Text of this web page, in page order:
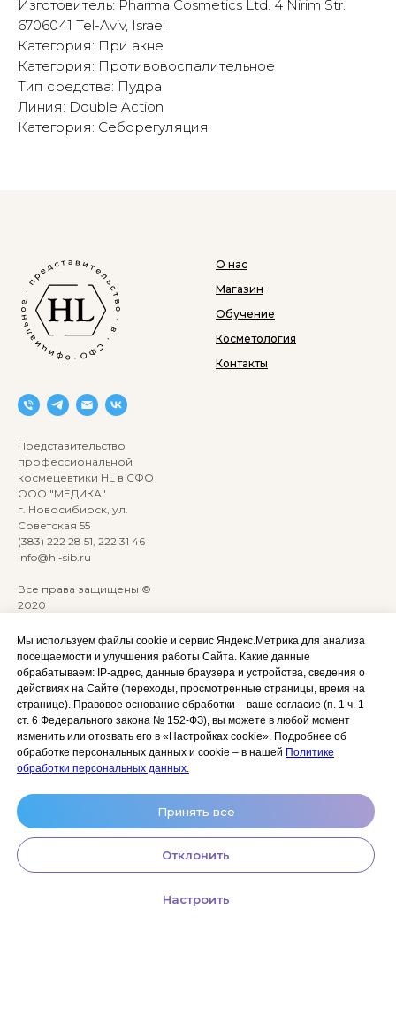
Мы используем файлы cookie и сервис Яндекс.Метрика для анализа
посещаемости и улучшения работы Сайта. Какие данные
обрабатываем: IP‑адрес, данные браузера и устройства, сведения о
действиях на Сайте (переходы, просмотренные страницы, время на
странице). Правовое основание обработки – ваше согласие (п. 1 ч. 1
ст. 6 Федерального закона № 152‑ФЗ), вы можете в любой момент
изменить или отозвать его в «Настройках cookie». Подробнее об
обработке персональных данных и cookie – в нашей Политике
обработки персональных данных.
Принять все
Отклонить
Настроить
Изготовитель: Pharma Cosmetics Ltd. 4 Nirim Str.
6706041 Tel-Aviv, Israel
Категория: При акне
Категория: Противовоспалительное
Тип средства: Пудра
Линия: Double Action
Категория: Себорегуляция
Представительство
профессиональной
космецевтики HL в СФО
ООО "МЕДИКА"
г. Новосибирск, ул.
Советская 55
(383) 222 28 51, 222 31 46
info@hl-sib.ru
Все права защищены ©
2020
ANKRYONK
О нас
Магазин
Обучение
Косметология
Контакты
Акции и скидки
Оплата, доставка и возврат
Сотрудничество
Личный кабинет (Обучение)
Политика
конфиденциальности
Согласие на обработку
персональных данных
космецевтики